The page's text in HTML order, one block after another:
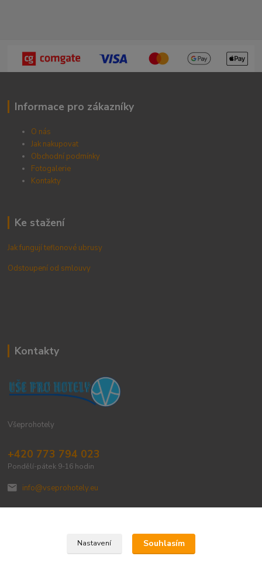
Informace pro zákazníky
O nás
Jak nakupovat
Obchodní podmínky
Fotogalerie
Kontakty
Ke stažení
Jak fungují teflonové ubrusy
Odstoupení od smlouvy
Kontakty
Všeprohotely
+420 773 794 023
Pondělí-pátek 9-16 hodin
info@vseprohotely.eu
Upravit sběr cookies.
Nastavení Souhlasím